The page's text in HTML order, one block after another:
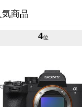
商品
4位